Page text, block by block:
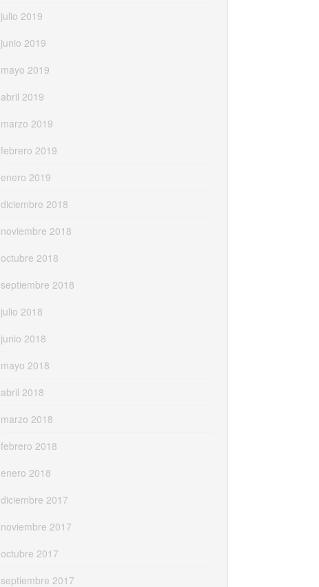
julio 2019
junio 2019
mayo 2019
abril 2019
marzo 2019
febrero 2019
enero 2019
diciembre 2018
noviembre 2018
octubre 2018
septiembre 2018
julio 2018
junio 2018
mayo 2018
abril 2018
marzo 2018
febrero 2018
enero 2018
diciembre 2017
noviembre 2017
octubre 2017
septiembre 2017